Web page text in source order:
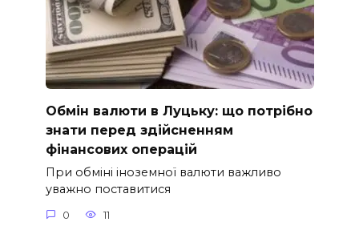
Обмін валюти в Луцьку: що потрібно
знати перед здійсненням
фінансових операцій
При обміні іноземної валюти важливо
уважно поставитися
0 11